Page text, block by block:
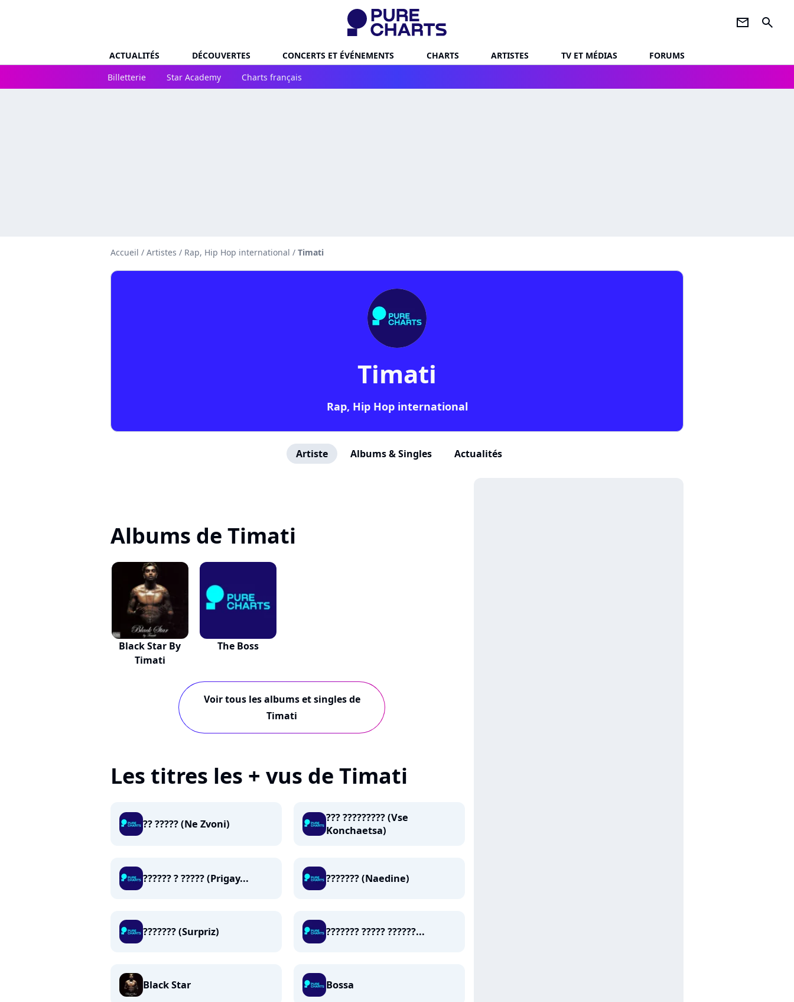
newsletter search
ACTUALITÉS DÉCOUVERTES CONCERTS ET ÉVÉNEMENTS CHARTS ARTISTES TV ET MÉDIAS
FORUMS
Billetterie
Star Academy Charts français
Accueil / Artistes / Rap, Hip Hop international / Timati
Timati
Rap, Hip Hop international
Artiste Albums & Singles Actualités
Albums de Timati
Black Star By
Timati
The Boss
Voir tous les albums et singles de
Timati
Les titres les + vus de Timati
?? ????? (Ne Zvoni)
??? ????????? (Vse
Konchaetsa)
?????? ? ????? (Prigay... ??????? (Naedine)
??????? (Surpriz) ??????? ????? ??????...
Black Star Bossa